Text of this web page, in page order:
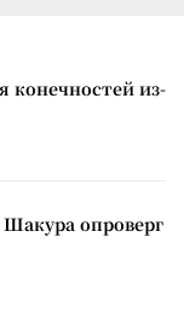
конечностей из-
опроверг